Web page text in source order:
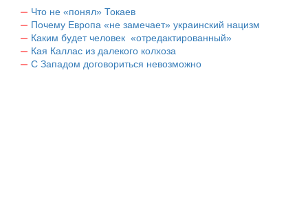
Что не «понял» Токаев
Почему Европа «не замечает» украинский нацизм
Каким будет человек «отредактированный»
Кая Каллас из далекого колхоза
С Западом договориться невозможно